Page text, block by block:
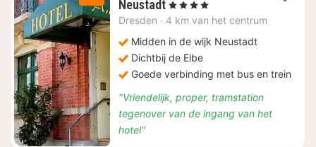
Neustadt1
nacht
€
184,44
, 4 Sterren
Dresden · 4 km van het centrum
Midden in de wijk Neustadt
Dichtbij de Elbe
Goede verbinding met bus en trein
"Vriendelijk, proper, tramstation
tegenover van de ingang van het
hotel"